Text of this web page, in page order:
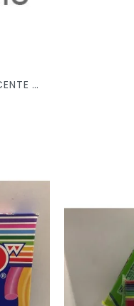
PLASTILINA BACO FLUORESCENTE C/10PZ X/100